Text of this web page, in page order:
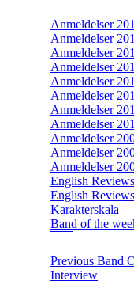
Anmeldelser
Anmeldelser
Anmeldelser
Anmeldelser
Anmeldelser
Anmeldelser
Anmeldelser
Anmeldelser
Anmeldelser
Anmeldelser
Anmeldelser
English
English
Karakterskala
Band of the
Previous Band
Interview